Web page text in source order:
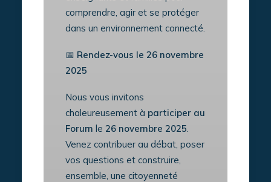
comprendre, agir et se protéger
dans un environnement connecté.
📅 Rendez-vous le 26 novembre
2025
Nous vous invitons
chaleureusement à participer au
Forum le 26 novembre 2025.
Venez contribuer au débat, poser
vos questions et construire,
ensemble, une citoyenneté